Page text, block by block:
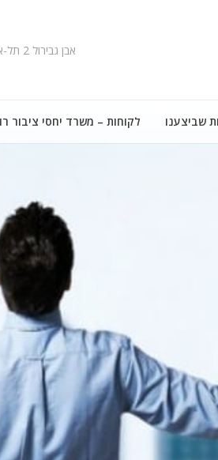
אבן גבירול 2 תל-אביב
שביצענו לקוחות – משרד יחסי ציבור